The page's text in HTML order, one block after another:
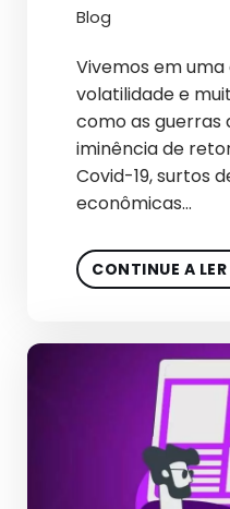
Blog
Vivemos em
volatilidade e
como as guerras
iminência de
Covid-19, surtos
econômicas…
CONTINUE A